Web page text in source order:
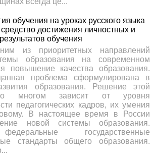
обучения на уроках русского языка
достижения личностных и
обучения
из приоритетных направлений
образования на современном
повышение качества образования.
проблема сформулирована в
образования. Решение этой
многом зависит от уровня
педагогических кадров, их умения
В настоящее время в России
новой системы образования.
государственные
стандарты общего образования.